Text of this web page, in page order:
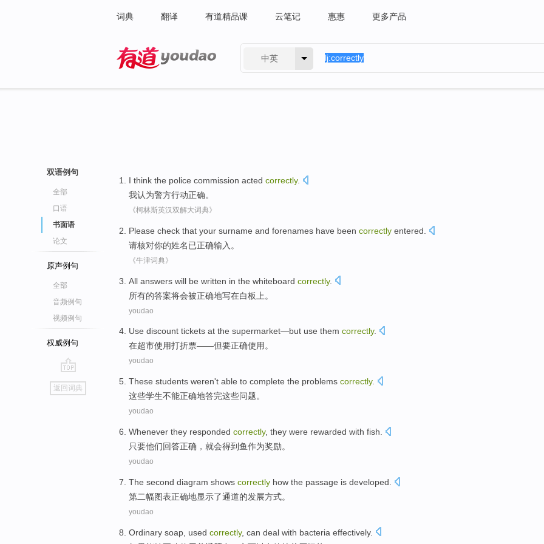
词典 翻译 有道精品课 云笔记 惠惠 更多产品
中英
双语例句
全部
口语
书面语
论文
原声例句
全部
音频例句
视频例句
权威例句
go
top
返回词典
I think the police commission acted correctly.
我认为警方行动正确。
《柯林斯英汉双解大词典》
Please check that your surname and forenames have been correctly entered
请核对你的姓名已正确输入。
《牛津词典》
All answers will be written in the whiteboard correctly.
所有的答案将会被正确地写在白板 上 。
youdao
Use discount tickets at the supermarket—but use them correctly.
在超市使用打折票——但要正确使用。
youdao
These students weren't able to complete the problems correctly.
这些学生不能正确地答完这些问题。
youdao
Whenever they responded correctly, they were rewarded with fish
只要他们回答正确 ， 就会得到鱼作为奖励。
youdao
The second diagram shows correctly how the passage is developed
第二幅图表正确地显示了通道的发展方式。
youdao
Ordinary soap used correctly, can deal with bacteria effectively.